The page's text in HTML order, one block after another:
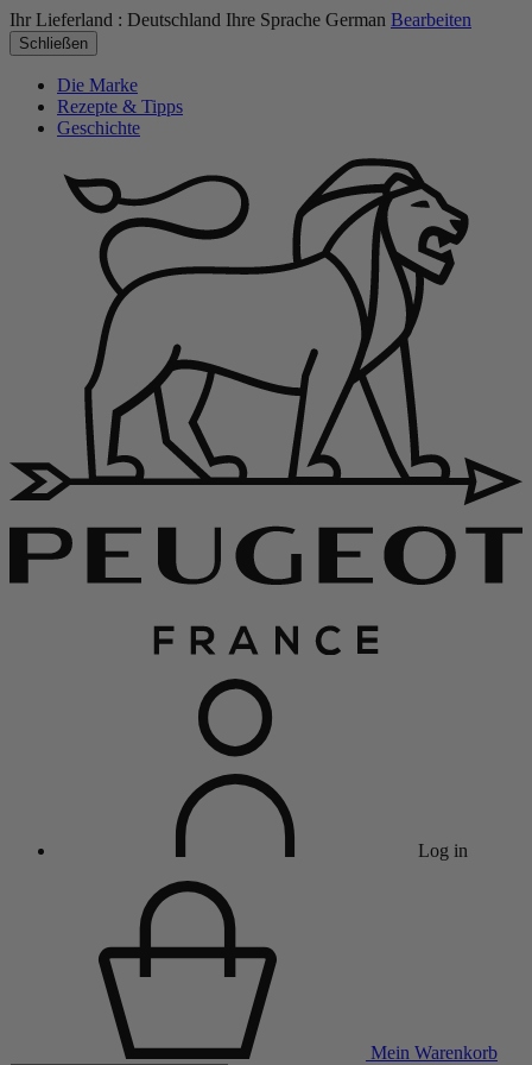
Ihr Lieferland : Deutschland Ihre Sprache German Bearbeiten
Schließen
Die Marke
Rezepte & Tipps
Geschichte
Log in
Mein Warenkorb